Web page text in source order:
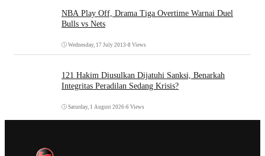
NBA Play Off, Drama Tiga Overtime Warnai Duel
Bulls vs Nets
Wednesday, 17 July 2013 •8 Views
121 Hakim Diusulkan Dijatuhi Sanksi, Benarkah
Integritas Peradilan Sedang Krisis?
Saturday, 1 August 2026•6 Views